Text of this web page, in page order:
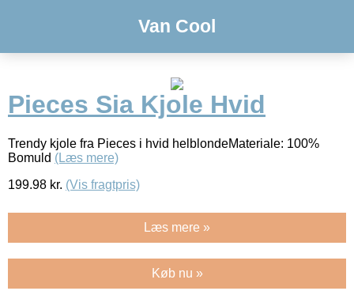
Van Cool
Pieces Sia Kjole Hvid
Trendy kjole fra Pieces i hvid helblondeMateriale: 100%
Bomuld (Læs mere)
199.98 kr. (Vis fragtpris)
Læs mere »
Køb nu »